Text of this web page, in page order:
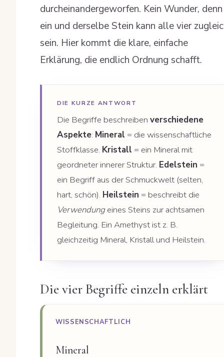
durcheinandergeworfen. Kein Wunder, denn
ein und derselbe Stein kann alle vier
sein. Hier kommt die klare, einfache
Erklärung, die endlich Ordnung schafft.
DIE KURZE ANTWORT
Die Begriffe beschreiben verschiedene
Aspekte: Mineral = die wissenschaftliche
Stoffklasse. Kristall = ein Mineral mit
geordneter innerer Struktur. Edelstein =
ein Begriff aus der Schmuckwelt (selten,
hart, schön). Heilstein = beschreibt die
Verwendungeines Steins zur achtsamen
Begleitung. Ein Amethyst ist z. B.
gleichzeitig Mineral, Kristall und Heilstein.
Die vier Begriffe einzeln erklärt
WISSENSCHAFTLICH
Mineral